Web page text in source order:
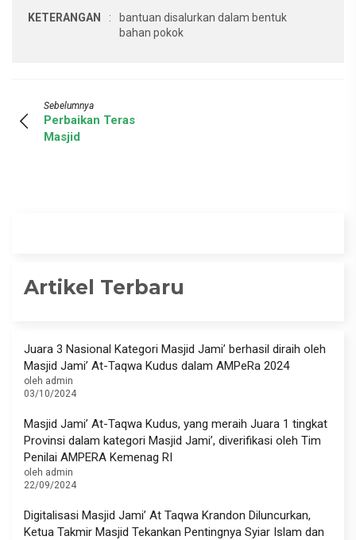
KETERANGAN :
bantuan disalurkan dalam bentuk
bahan pokok
Sebelumnya
Perbaikan Teras
Masjid
Artikel Terbaru
Juara 3 Nasional Kategori Masjid Jami’ berhasil diraih oleh
Masjid Jami’ At-Taqwa Kudus dalam AMPeRa 2024
oleh admin
03/10/2024
Masjid Jami’ At-Taqwa Kudus, yang meraih Juara 1 tingkat
Provinsi dalam kategori Masjid Jami’, diverifikasi oleh Tim
Penilai AMPERA Kemenag RI
oleh admin
22/09/2024
Digitalisasi Masjid Jami’ At Taqwa Krandon Diluncurkan,
Ketua Takmir Masjid Tekankan Pentingnya Syiar Islam dan